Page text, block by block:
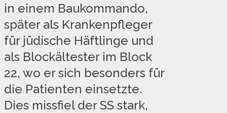
in einem Baukommando,
später als Krankenpfleger
für jüdische Häftlinge und
als Blockältester im Block
22, wo er sich besonders für
die Patienten einsetzte.
Dies missfiel der SS stark,